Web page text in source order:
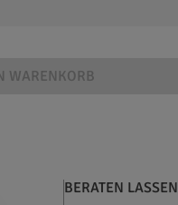
WARENKORB
BERATEN LASSEN